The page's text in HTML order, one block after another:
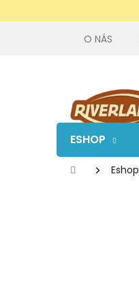
na
O NÁS
ESHOP
DomovEshop